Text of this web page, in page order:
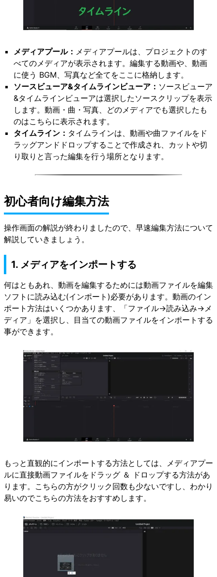
メディアプール： メディアプールは、プロジェクトのす
べてのメディアが表示されます。編集する動画や、動画
に使う BGM、写真など全てをここに格納します。
ソースビューア&タイムラインビューア： ソースビューア
&タイムラインビューアは選択したソースクリップを表示
します。動画・曲・写真、どのメディアでも選択したも
のはこちらに表示されます。
タイムライン： タイムラインは、動画や曲ファイルをド
ラッグアンドドロップすることで作成され、カットや切
り取りと言った編集を行う場所となります。
初心者向け編集方法
操作画面の解説が終わりましたので、早速編集方法について
解説していきましょう。
1. メディアをインポートする
何はともあれ、動画を編集するためには動画ファイルを編集
ソフトに読み込む(インポート)必要があります。動画のイン
ポート方法はいくつかあります、「ファイル→読み込み→メ
ディア」を選択し、目当ての動画ファイルをインポートする
事ができます。
もっと直観的にインポートする方法としては、メディアプー
ルに直接動画ファイルをドラッグ ＆ ドロップする方法があ
ります。こちらの方がクリック回数も少ないですし、わかり
易いのでこちらの方法をおすすめします。